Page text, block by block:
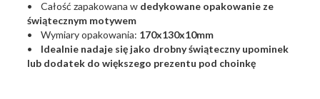
• Całość zapakowana w dedykowane opakowanie ze
świątecznym motywem
• Wymiary opakowania: 170x130x10mm
•
Idealnie nadaje się jako drobny świąteczny upominek
lub dodatek do większego prezentu pod choinkę